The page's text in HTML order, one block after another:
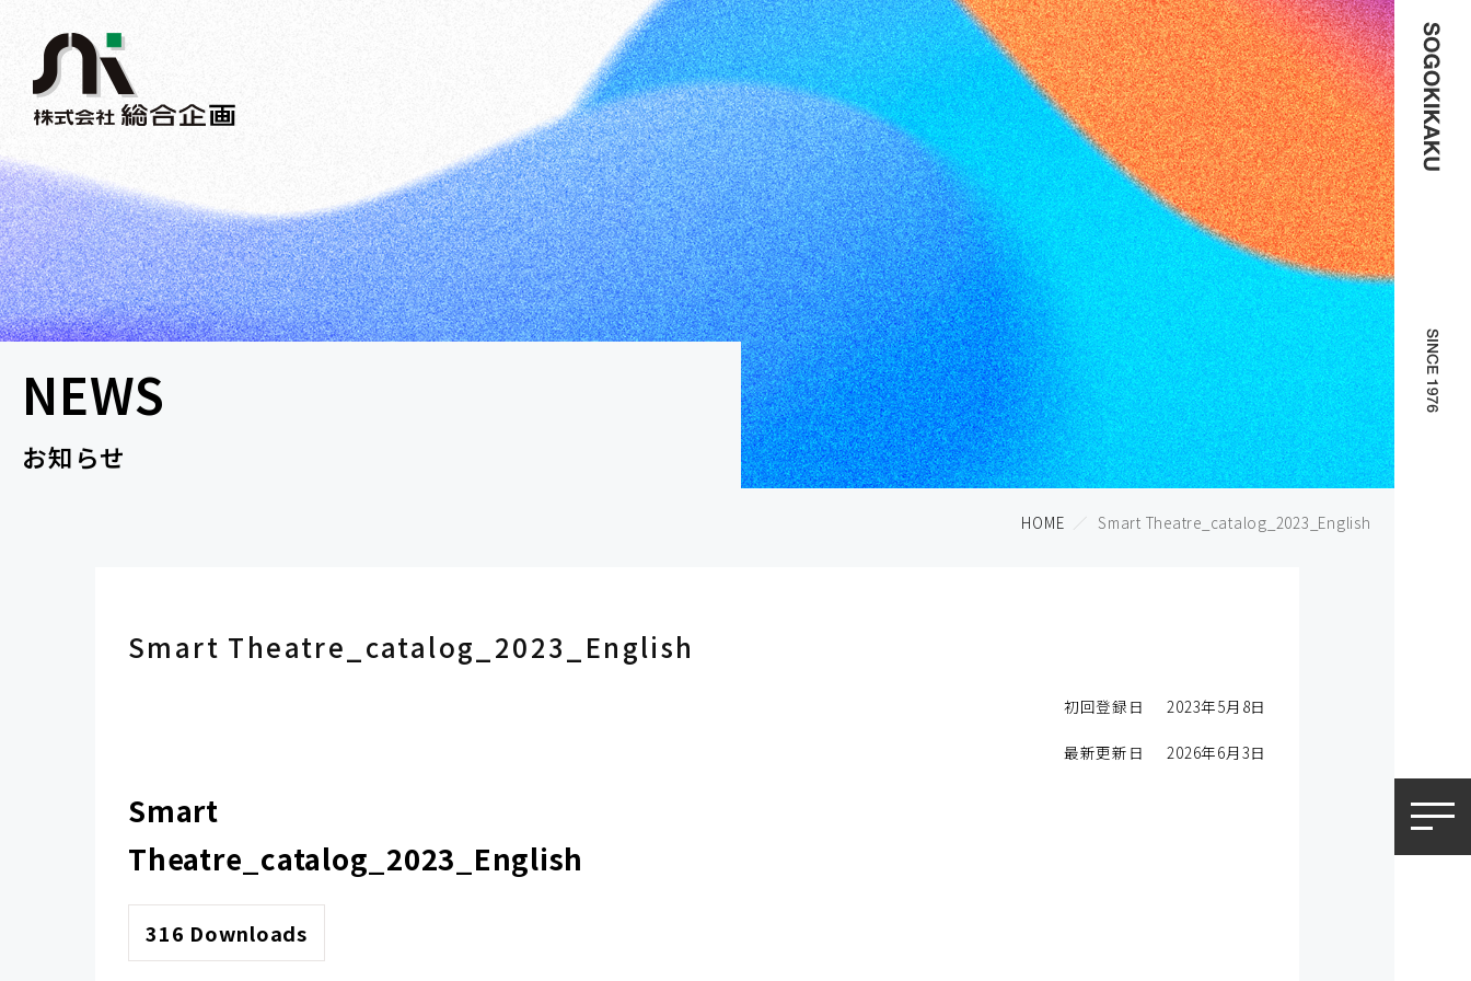
toggle
NEWS
お知らせ
HOME Smart Theatre_catalog_2023_English
Smart Theatre_catalog_2023_English
初回登録日 2023年5月8日
最新更新日 2026年6月3日
Smart
Theatre_catalog_2023_English
316 Downloads